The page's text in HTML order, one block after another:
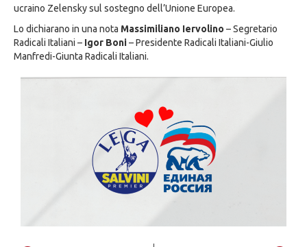
ucraino Zelensky sul sostegno dell’Unione Europea.
Lo dichiarano in una nota Massimiliano Iervolino – Segretario
Radicali Italiani – Igor Boni– Presidente Radicali Italiani-Giulio
Manfredi-Giunta Radicali Italiani.